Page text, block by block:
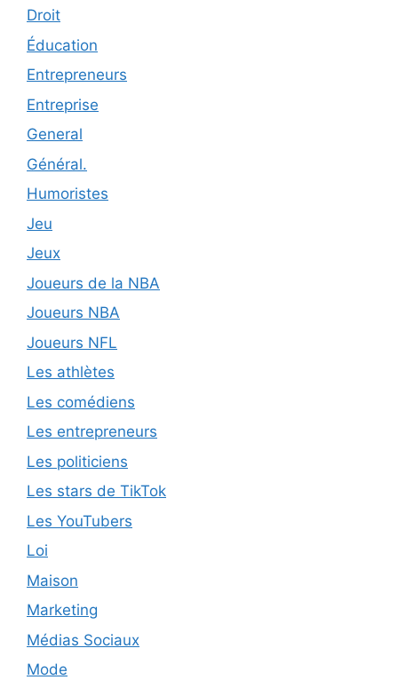
Droit
Éducation
Entrepreneurs
Entreprise
General
Général.
Humoristes
Jeu
Jeux
Joueurs de la NBA
Joueurs NBA
Joueurs NFL
Les athlètes
Les comédiens
Les entrepreneurs
Les politiciens
Les stars de TikTok
Les YouTubers
Loi
Maison
Marketing
Médias Sociaux
Mode